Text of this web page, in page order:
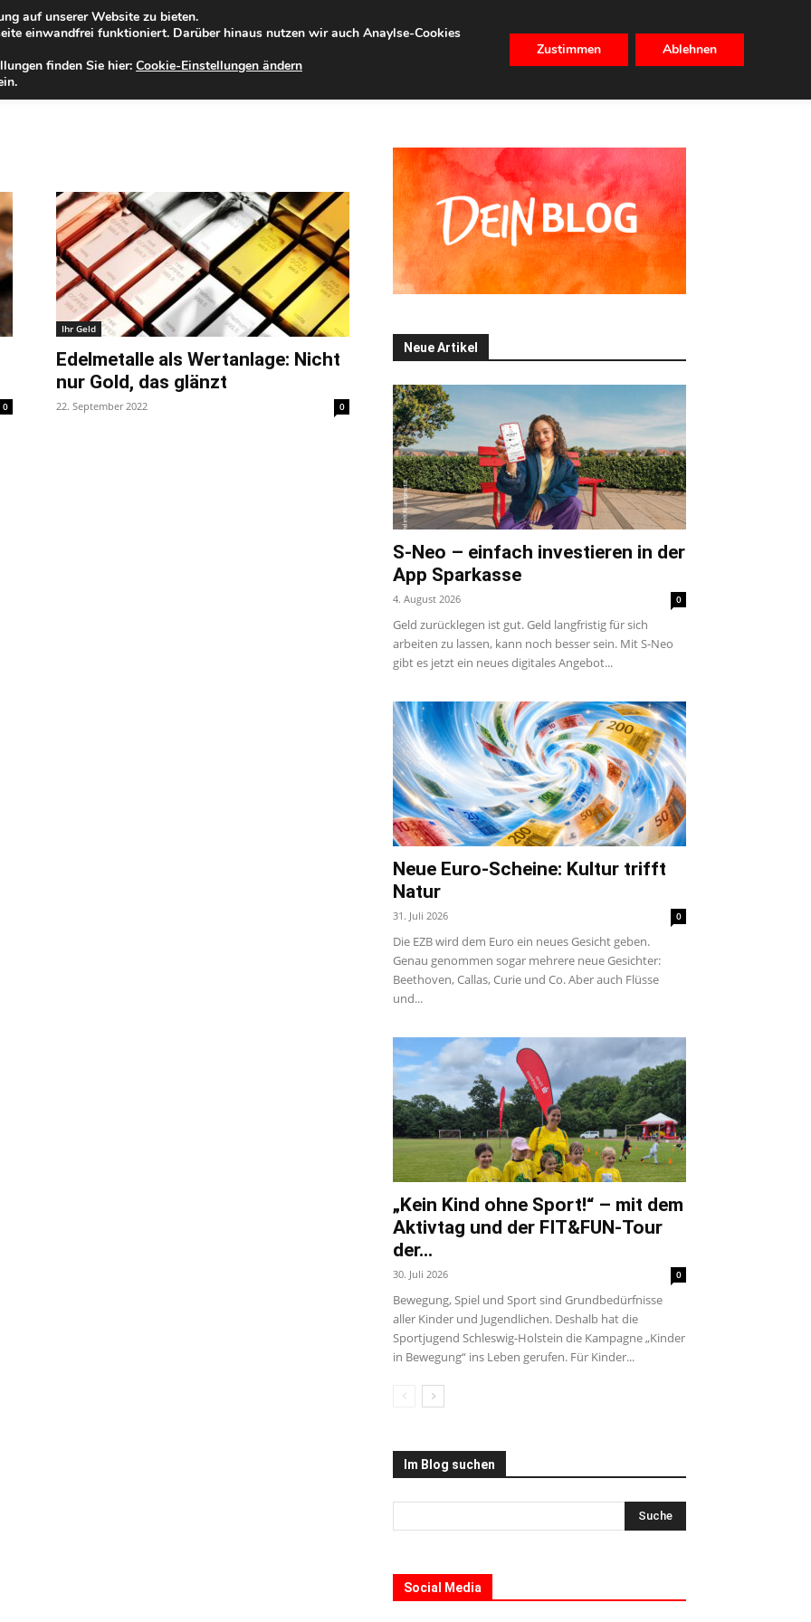
06.08.2026 Zur Internet-Filiale der Förde Sparkasse
IHRE REGION WERTPAPIERE FIRMENKUNDEN IMMOBILIEN
0
Ihr Geld
Edelmetalle als Wertanlage: Nicht
nur Gold, das glänzt
22. September 2022 0
Neue Artikel
S-Neo – einfach investieren in der
App Sparkasse
4. August 2026 0
Geld zurücklegen ist gut. Geld langfristig für sich
arbeiten zu lassen, kann noch besser sein. Mit S-Neo
gibt es jetzt ein neues digitales Angebot...
Neue Euro-Scheine: Kultur trifft
Natur
31. Juli 2026 0
Die EZB wird dem Euro ein neues Gesicht geben.
Genau genommen sogar mehrere neue Gesichter:
Beethoven, Callas, Curie und Co. Aber auch Flüsse
und...
„Kein Kind ohne Sport!“ – mit dem
Aktivtag und der FIT&FUN-Tour
der...
30. Juli 2026 0
Bewegung, Spiel und Sport sind Grundbedürfnisse
aller Kinder und Jugendlichen. Deshalb hat die
Sportjugend Schleswig-Holstein die Kampagne „Kinder
in Bewegung“ ins Leben gerufen. Für Kinder...
Im Blog suchen
Social Media
auf unserer Website zu bieten.
einwandfrei funktioniert. Darüber hinaus nutzen wir auch Anaylse-Cookies
finden Sie hier: Cookie-Einstellungen ändern
Zustimmen Ablehnen